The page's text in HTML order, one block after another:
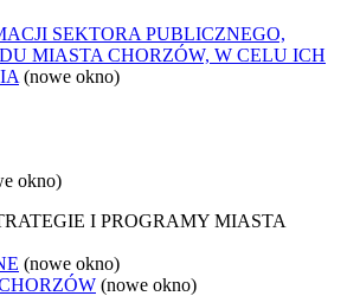
SEKTORA PUBLICZNEGO,
MIASTA CHORZÓW, W CELU ICH
(nowe okno)
okno)
I PROGRAMY MIASTA
(nowe okno)
(nowe okno)